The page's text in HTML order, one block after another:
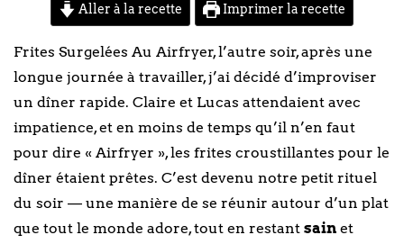
Aller à la recette Imprimer la recette
Frites Surgelées Au Airfryer, l’autre soir, après une
longue journée à travailler, j’ai décidé d’improviser
un dîner rapide. Claire et Lucas attendaient avec
impatience, et en moins de temps qu’il n’en faut
pour dire « Airfryer », les frites croustillantes pour le
dîner étaient prêtes. C’est devenu notre petit rituel
du soir — une manière de se réunir autour d’un plat
que tout le monde adore, tout en restant sain et